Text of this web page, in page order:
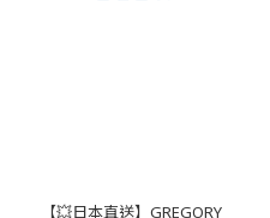
【💥日本直送】GREGORY